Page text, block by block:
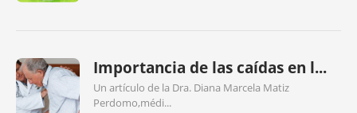
Importancia de las caídas en l...
Un artículo de la Dra. Diana Marcela Matiz
Perdomo,médi...